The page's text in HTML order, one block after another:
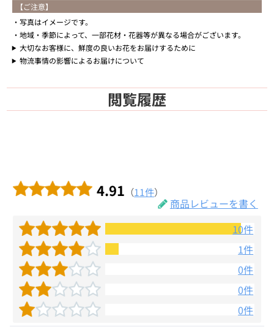
【ご注意】
写真はイメージです。
地域・季節によって、一部花材・花器等が異なる場合がございます。
大切なお客様に、鮮度の良いお花をお届けするために
物流事情の影響によるお届けについて
閲覧履歴
4.91 （11件）
商品レビューを書く
10件
1件
0件
0件
0件